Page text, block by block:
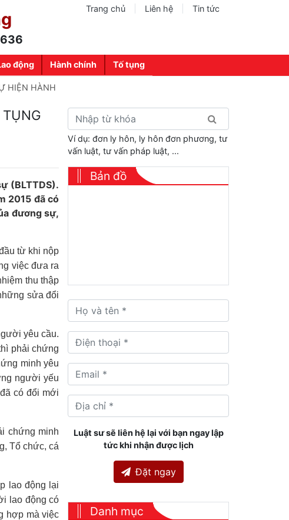
Trang chủ Liên hệ Tin tức
động Hành chính Tố tụng
HIỆN HÀNH
(BLTTDS).
2015 đã có
đương sự,
từ khi nộp
việc đưa ra
thu thập
sửa đổi
yêu cầu.
phải chứng
minh yêu
người yếu
có đổi mới
chứng minh
Tổ chức, cá
lao động lại
lao động có
hợp mà việc
Ví dụ: đơn ly hôn, ly hôn đơn phương, tư
vấn luật, tư vấn pháp luật, ...
Bản đồ
Luật sư sẽ liên hệ lại với bạn ngay lập
tức khi nhận được lịch
Đặt ngay
Danh mục